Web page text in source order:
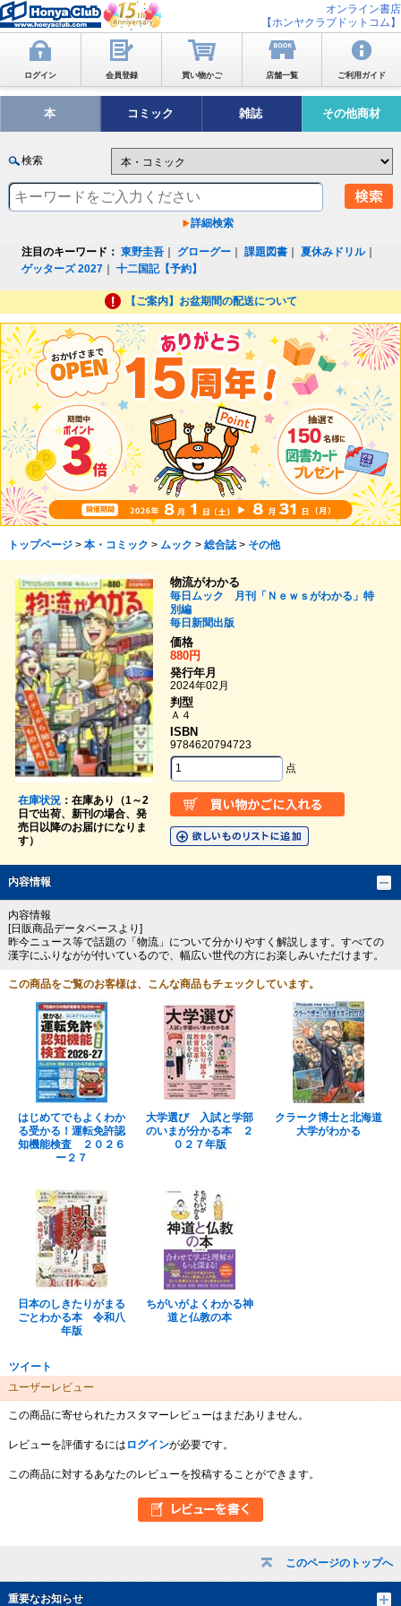
オンライン書店
【ホンヤクラブドットコム】
ログイン 会員登録 買い物かご 店舗一覧 ご利用ガイド
本 コミック 雑誌 その他商材
検索
詳細検索
注目のキーワード： 東野圭吾 グローグー ｜課題図書 ｜夏休みドリル｜
ゲッターズ 2027 ｜十二国記【予約】
【ご案内】お盆期間の配送について
このページのトップへ
重要なお知らせ
トップページ> 本・コミック > ムック > 総合誌> その他
在庫状況：在庫あり（1～2
日で出荷、新刊の場合、発
売日以降のお届けになりま
す）
物流がわかる
毎日ムック 月刊「Ｎｅｗｓがわかる」特
別編
毎日新聞出版
価格
880円
発行年月
2024年02月
判型
Ａ４
ISBN
9784620794723
点
内容情報
内容情報
[日販商品データベースより]
昨今ニュース等で話題の「物流」について分かりやすく解説します。すべての
漢字にふりながが付いているので、幅広い世代の方にお楽しみいただけます。
この商品をご覧のお客様は、こんな商品もチェックしています。
はじめてでもよくわか
る受かる！運転免許認
知機能検査 ２０２６
ー２７
大学選び 入試と学部
のいまが分かる本 ２
０２７年版
クラーク博士と北海道
大学がわかる
日本のしきたりがまる
ごとわかる本 令和八
年版
ちがいがよくわかる神
道と仏教の本
ツイート
ユーザーレビュー
この商品に寄せられたカスタマーレビューはまだありません。
レビューを評価するには ログインが必要です。
この商品に対するあなたのレビューを投稿することができます。